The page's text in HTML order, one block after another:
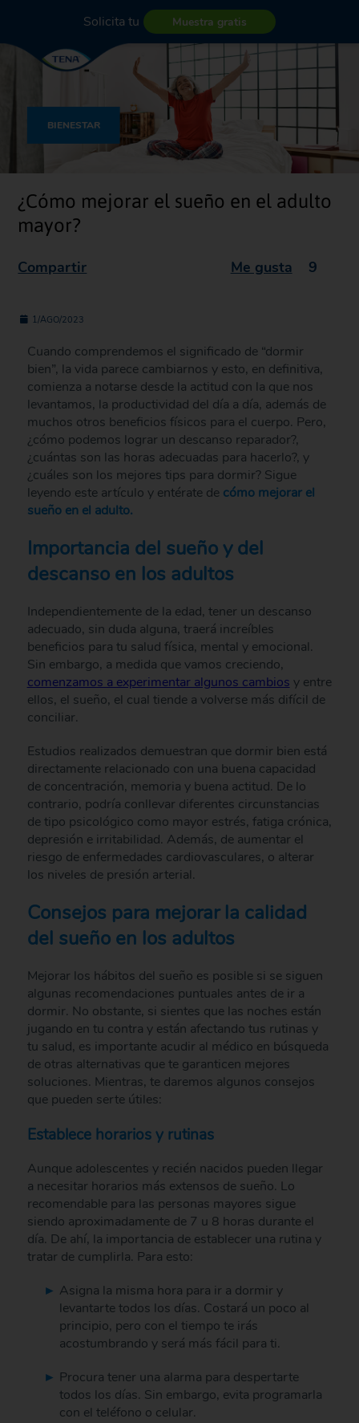
Solicita tu Muestra gratis
BIENESTAR
¿Cómo mejorar el sueño en el adulto
mayor?
Compartir Me gusta 9
1/AGO/2023
Cuando comprendemos el significado de “dormir
bien”, la vida parece cambiarnos y esto, en definitiva,
comienza a notarse desde la actitud con la que nos
levantamos, la productividad del día a día, además de
muchos otros beneficios físicos para el cuerpo. Pero,
¿cómo podemos lograr un descanso reparador?,
¿cuántas son las horas adecuadas para hacerlo?, y
¿cuáles son los mejores tips para dormir? Sigue
leyendo este artículo y entérate de cómo mejorar el
sueño en el adulto.
Importancia del sueño y del
descanso en los adultos
Independientemente de la edad, tener un descanso
adecuado, sin duda alguna, traerá increíbles
beneficios para tu salud física, mental y emocional.
Sin embargo, a medida que vamos creciendo,
comenzamos a experimentar algunos cambios y entre
ellos, el sueño, el cual tiende a volverse más difícil de
conciliar.
Estudios realizados demuestran que dormir bien está
directamente relacionado con una buena capacidad
de concentración, memoria y buena actitud. De lo
contrario, podría conllevar diferentes circunstancias
de tipo psicológico como mayor estrés, fatiga crónica,
depresión e irritabilidad. Además, de aumentar el
riesgo de enfermedades cardiovasculares, o alterar
los niveles de presión arterial.
Consejos para mejorar la calidad
del sueño en los adultos
Mejorar los hábitos del sueño es posible si se siguen
algunas recomendaciones puntuales antes de ir a
dormir. No obstante, si sientes que las noches están
jugando en tu contra y están afectando tus rutinas y
tu salud, es importante acudir al médico en búsqueda
de otras alternativas que te garanticen mejores
soluciones. Mientras, te daremos algunos consejos
que pueden serte útiles:
Establece horarios y rutinas
Aunque adolescentes y recién nacidos pueden llegar
a necesitar horarios más extensos de sueño. Lo
recomendable para las personas mayores sigue
siendo aproximadamente de 7 u 8 horas durante el
día. De ahí, la importancia de establecer una rutina y
tratar de cumplirla. Para esto:
Asigna la misma hora para ir a dormir y
levantarte todos los días. Costará un poco al
principio, pero con el tiempo te irás
acostumbrando y será más fácil para ti.
Procura tener una alarma para despertarte
todos los días. Sin embargo, evita programarla
con el teléfono o celular.